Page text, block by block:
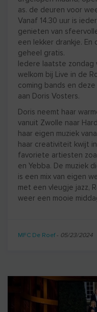
as. de deuren voor
Vanaf 14.30 uur is
genieten van
een lekker drankje.
geheel gratis.
Iedere laatste zondag
welkom bij Live in de
coming bands en
aan Doris Vosters.
Doris neemt haar
vanuit Zwolle naar
haar eigen muziek
haar creativiteit kwijt
favoriete artiesten
en Yebba. De muziek
is een mix van eigen
met een vleugje jazz,
weer een mooie
MFC De Roef- 05/23/2024